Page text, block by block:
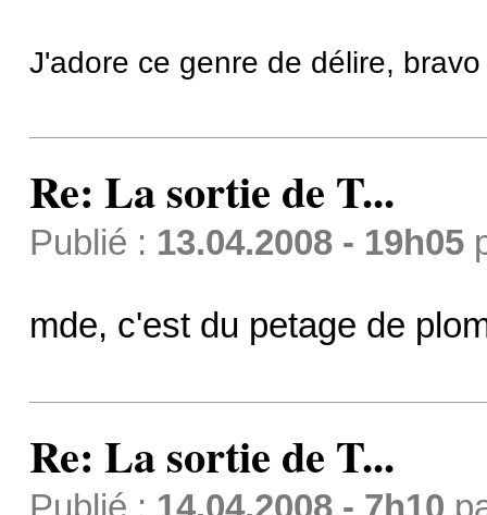
J'adore ce genre de délire, bravo
Re: La sortie de T...
Publié : 13.04.2008 - 19h05
mde, c'est du petage de
Re: La sortie de T...